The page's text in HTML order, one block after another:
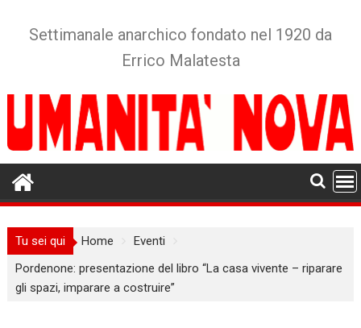
Settimanale anarchico fondato nel 1920 da
Errico Malatesta
Tu sei qui Home
Eventi
Pordenone: presentazione del libro “La casa vivente – riparare
gli spazi, imparare a costruire”